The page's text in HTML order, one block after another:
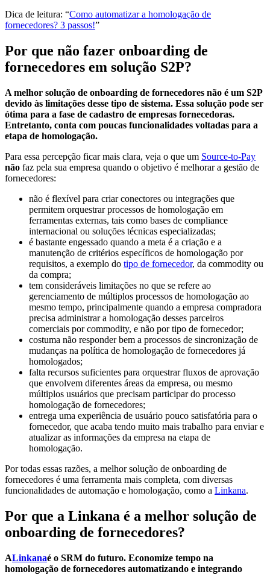
Dica de leitura: “Como automatizar a homologação de
fornecedores? 3 passos!”
Por que não fazer onboarding de
fornecedores em solução S2P?
A melhor solução de onboarding de fornecedores não é um S2P
devido às limitações desse tipo de sistema. Essa solução pode ser
ótima para a fase de cadastro de empresas fornecedoras.
Entretanto, conta com poucas funcionalidades voltadas para a
etapa de homologação.
Para essa percepção ficar mais clara, veja o que um Source-to-Pay
não faz pela sua empresa quando o objetivo é melhorar a gestão de
fornecedores:
não é flexível para criar conectores ou integrações que
permitem orquestrar processos de homologação em
ferramentas externas, tais como bases de compliance
internacional ou soluções técnicas especializadas;
é bastante engessado quando a meta é a criação e a
manutenção de critérios específicos de homologação por
requisitos, a exemplo do tipo de fornecedor, da commodity ou
da compra;
tem consideráveis limitações no que se refere ao
gerenciamento de múltiplos processos de homologação ao
mesmo tempo, principalmente quando a empresa compradora
precisa administrar a homologação desses parceiros
comerciais por commodity, e não por tipo de fornecedor;
costuma não responder bem a processos de sincronização de
mudanças na política de homologação de fornecedores já
homologados;
falta recursos suficientes para orquestrar fluxos de aprovação
que envolvem diferentes áreas da empresa, ou mesmo
múltiplos usuários que precisam participar do processo
homologação de fornecedores;
entrega uma experiência de usuário pouco satisfatória para o
fornecedor, que acaba tendo muito mais trabalho para enviar e
atualizar as informações da empresa na etapa de
homologação.
Por todas essas razões, a melhor solução de onboarding de
fornecedores é uma ferramenta mais completa, com diversas
funcionalidades de automação e homologação, como a Linkana.
Por que a Linkana é a melhor solução de
onboarding de fornecedores?
ALinkanaé o SRM do futuro. Economize tempo na
homologação de fornecedores automatizando e integrando